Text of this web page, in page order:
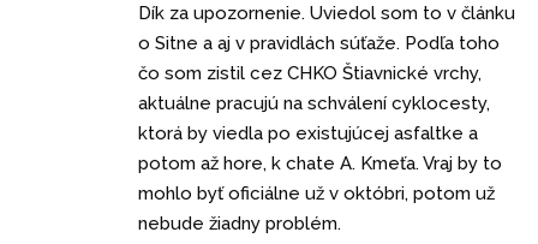
Dík za upozornenie. Uviedol som to v článku
o Sitne a aj v pravidlách súťaže. Podľa toho
čo som zistil cez CHKO Štiavnické vrchy,
aktuálne pracujú na schválení cyklocesty,
ktorá by viedla po existujúcej asfaltke a
potom až hore, k chate A. Kmeťa. Vraj by to
mohlo byť oficiálne už v októbri, potom už
nebude žiadny problém.